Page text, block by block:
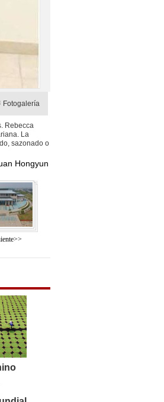
Fotogalería
Rebecca
La
sazonado o
Hongyun